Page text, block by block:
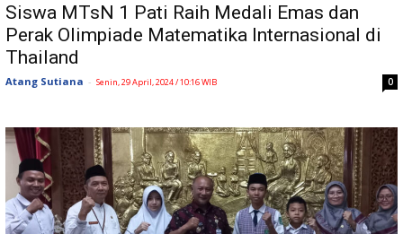
Siswa MTsN 1 Pati Raih Medali Emas dan
Perak Olimpiade Matematika Internasional di
Thailand
Atang Sutiana - Senin, 29 April, 2024 / 10:16 WIB 0